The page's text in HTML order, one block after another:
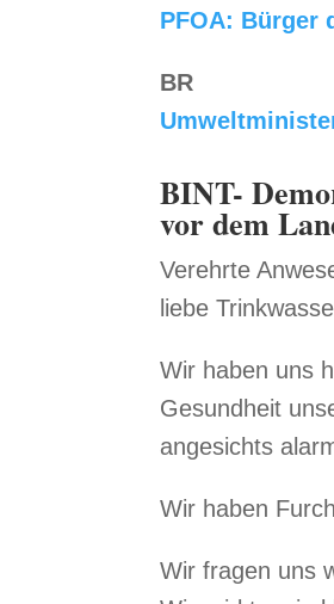
PFOA: Bürger
BR
BINT-
vor dem
Verehrte
liebe
Wir haben uns
Gesundheit
angesichts
Wir haben
Wir fragen uns